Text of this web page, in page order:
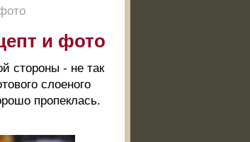
и фото
стороны - не так
слоеного
пропеклась.